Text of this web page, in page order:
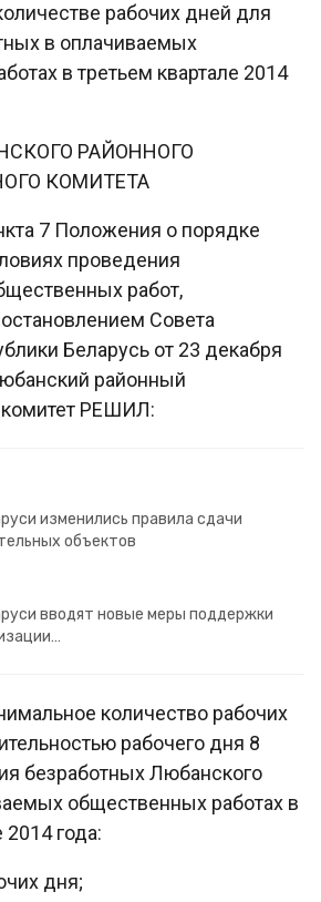
рабочих дней для
в оплачиваемых
в третьем квартале 2014
РАЙОННОГО
КОМИТЕТА
7 Положения о порядке
проведения
работ,
Совета
Беларусь от 23 декабря
районный
РЕШИЛ:
изменились правила сдачи
объектов
вводят новые меры поддержки
количество рабочих
рабочего дня 8
безработных Любанского
общественных работах в
2014 года:
дня;